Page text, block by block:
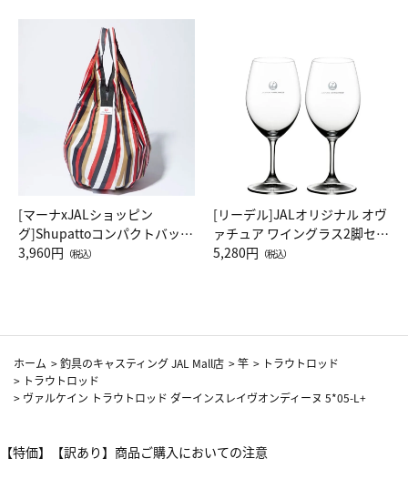
[マーナxJALショッピン
グ]Shupattoコンパクトバッグ
Drop JAL客室乗務員（LC）ス
3,960円 （税込）
[リーデル]JALオリジナル オヴ
ァチュア ワイングラス2脚セッ
ト（レッドワイン）
5,280円 （税込）
ホーム >釣具のキャスティング JAL Mall店 >竿 > トラウトロッド
> トラウトロッド
> ヴァルケイン トラウトロッド ダーインスレイヴオンディーヌ 5*05-L+
【特価】【訳あり】商品ご購入においての注意